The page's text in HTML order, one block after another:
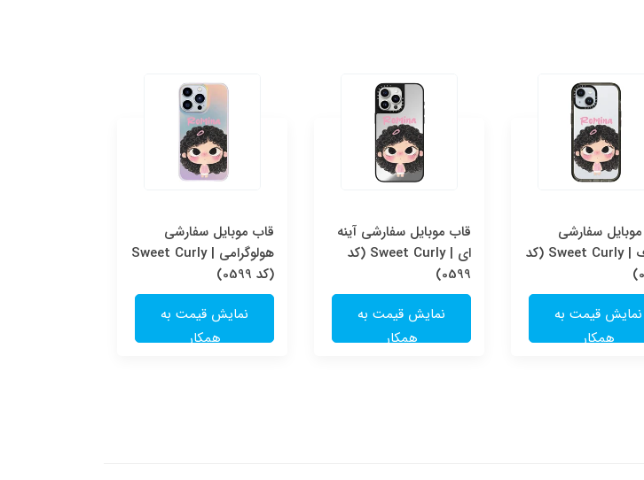
سفارشی
شفاف | Sweet Curly (کد
نمایش قیمت به
همکار
قاب موبایل سفارشی آینه
ای | Sweet Curly (کد
0599)
نمایش قیمت به
همکار
قاب موبایل سفارشی
هولوگرامی | Sweet Curly
(کد 0599)
نمایش قیمت به
همکار